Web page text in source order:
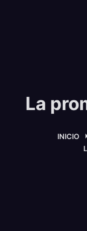
La
INICIO